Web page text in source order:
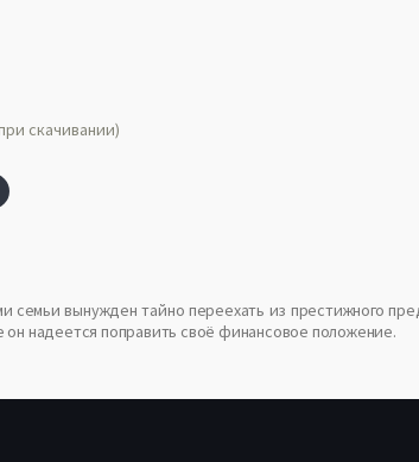
скачивании)
вынужден тайно переехать из престижного
надеется поправить своё финансовое положение.